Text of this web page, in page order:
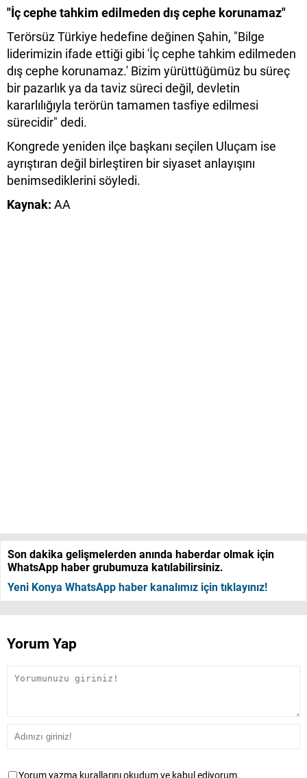
"İç cephe tahkim edilmeden dış cephe korunamaz"
Terörsüz Türkiye hedefine değinen Şahin, "Bilge
liderimizin ifade ettiği gibi 'İç cephe tahkim edilmeden
dış cephe korunamaz.' Bizim yürüttüğümüz bu süreç
bir pazarlık ya da taviz süreci değil, devletin
kararlılığıyla terörün tamamen tasfiye edilmesi
sürecidir" dedi.
Kongrede yeniden ilçe başkanı seçilen Uluçam ise
ayrıştıran değil birleştiren bir siyaset anlayışını
benimsediklerini söyledi.
Kaynak: AA
Son dakika gelişmelerden anında haberdar olmak için
WhatsApp haber grubumuza katılabilirsiniz.
Yeni Konya WhatsApp haber kanalımız için tıklayınız!
Yorum Yap
Yorum yazma kurallarını okudum ve kabul ediyorum.